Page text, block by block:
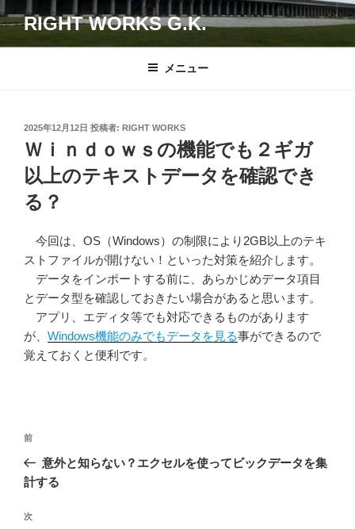
ン
テ
RIGHT WORKS G.K.
メニュー
投
稿
日:
2025年12月12日 投稿者: RIGHT WORKS
Ｗｉｎｄｏｗｓの機能でも２ギガ
以上のテキストデータを確認でき
る？
今回は、OS（Windows）の制限により2GB以上のテキ
ストファイルが開けない！といった対策を紹介します。
データをインポートする前に、あらかじめデータ項目
とデータ型を確認しておきたい場合があると思います。
アプリ、エディタ等でも対応できるものがあります
が、 Windows機能のみでもデータを見る事ができるので
覚えておくと便利です。
投
ナ
ゲ
前
の
投
前
意外と知らない？エクセルを使ってビックデータを集
計する
次
次